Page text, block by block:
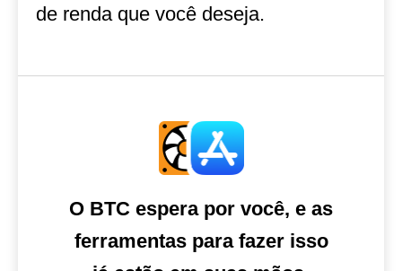
de renda que você deseja.
O BTC espera por você, e as
ferramentas para fazer isso